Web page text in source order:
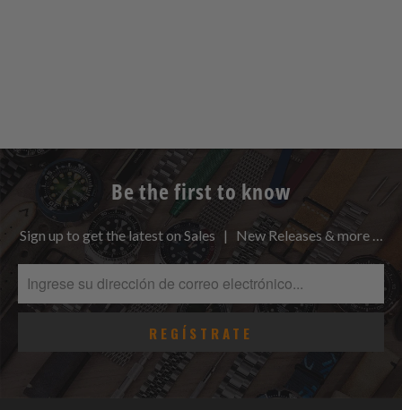
Be the first to know
Sign up to get the latest on Sales | New Releases & more …